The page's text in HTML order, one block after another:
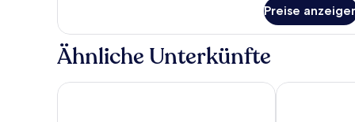
Doppelzimmer
Preise
Ähnliche Unterkünfte
Seminaris Hotel Nürnberg Scandic